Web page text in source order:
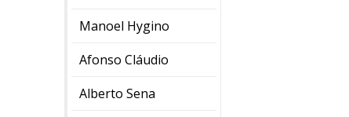
Manoel Hygino
Afonso Cláudio
Alberto Sena